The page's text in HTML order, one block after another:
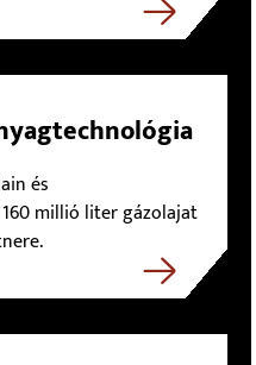
és
millió liter gázolajat